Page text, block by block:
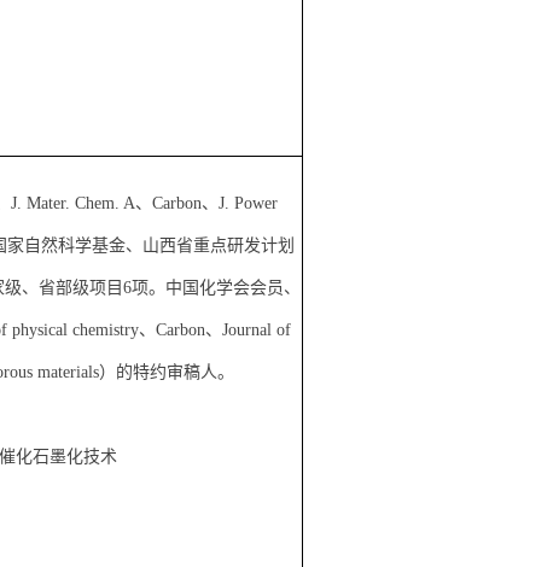
Mater. Chem. A、Carbon、J. Power
家自然科学基金、山西省重点研发计划
、省部级项目6项。中国化学会会员、
chemistry、Carbon、Journal of
materials）的特约审稿人。
化石墨化技术